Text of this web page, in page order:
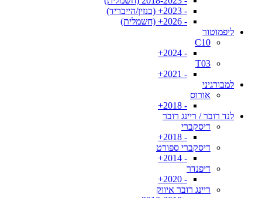
- 2023+ (בנזין/הייבריד)
- 2026+ (חשמלית)
ליפמוטור
C10
- 2024+
T03
- 2021+
למבורגיני
אורוס
- 2018+
לנד רובר / ריינג רובר
דיסקברי
- 2018+
דיסקברי ספורט
- 2014+
דיפנדר
- 2020+
ריינג רובר איווק